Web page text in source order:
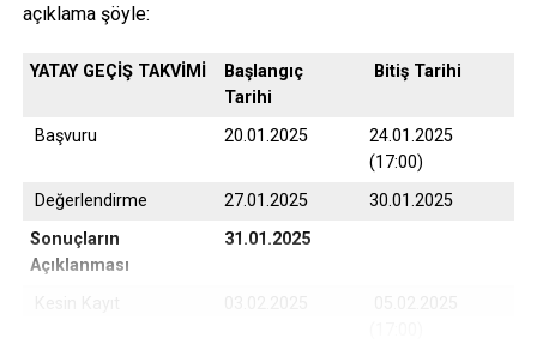
açıklama şöyle:
YATAY GEÇİŞ TAKVİMİ
Başlangıç
Tarihi
Bitiş Tarihi
Başvuru 20.01.2025
24.01.2025
(17:00)
Değerlendirme
27.01.2025
30.01.2025
Sonuçların
Açıklanması
31.01.2025